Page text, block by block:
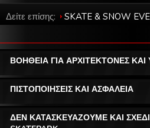
Δείτε επίσης: SKATE & SNOW
ΒΟΗΘΕΙΑ ΓΙΑ ΑΡΧΙΤΕΚΤΟΝΕΣ
ΠΙΣΤΟΠΟΙΗΣΕΙΣ ΚΑΙ ΑΣΦΑΛΕΙΑ
ΔΕΝ ΚΑΤΑΣΚΕΥΑΖΟΥΜΕ ΚΑΙ